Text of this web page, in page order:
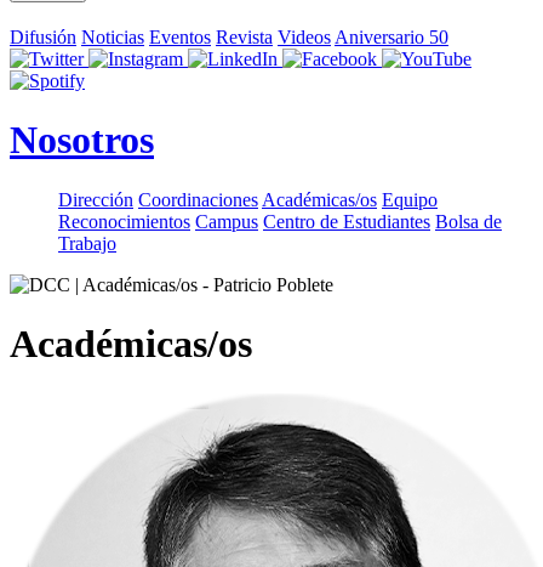
Difusión Noticias Eventos Revista Videos Aniversario 50
Nosotros
Dirección Coordinaciones Académicas/os Equipo
Reconocimientos Campus Centro de Estudiantes Bolsa de
Trabajo
Académicas/os